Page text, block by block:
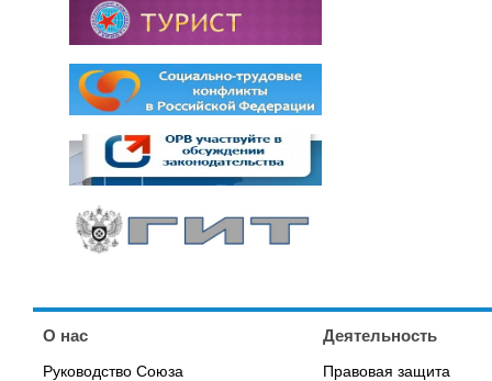
О нас
Руководство Союза
Деятельность
Правовая защита